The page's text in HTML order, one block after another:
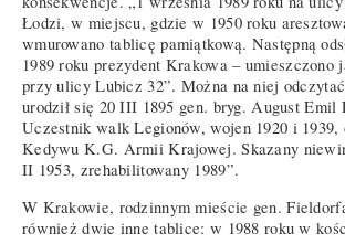
Łodzi, w miejscu, gdzie w 1950 roku
wmurowano tablicę pamiątkową. Następną
1989 roku prezydent Krakowa – umieszczono
przy ulicy Lubicz 32”. Można na niej
urodził się 20 III 1895 gen. bryg. August
Uczestnik walk Legionów, wojen 1920 i
Kedywu K.G. Armii Krajowej. Skazany
II 1953, zrehabilitowany 1989”.
W Krakowie, rodzinnym mieście gen.
również dwie inne tablice: w 1988 roku w